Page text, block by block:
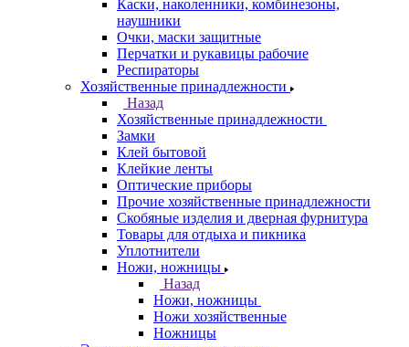
Каски, наколенники, комбинезоны,
наушники
Очки, маски защитные
Перчатки и рукавицы рабочие
Респираторы
Хозяйственные принадлежности
Назад
Хозяйственные принадлежности
Замки
Клей бытовой
Клейкие ленты
Оптические приборы
Прочие хозяйственные принадлежности
Скобяные изделия и дверная фурнитура
Товары для отдыха и пикника
Уплотнители
Ножи, ножницы
Назад
Ножи, ножницы
Ножи хозяйственные
Ножницы